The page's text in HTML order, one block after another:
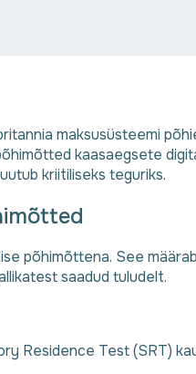
maksusüsteemi
kaasaegsete
kriitiliseks teguriks.
põhimõttena. See
saadud tuludelt.
Residence Test (SRT)